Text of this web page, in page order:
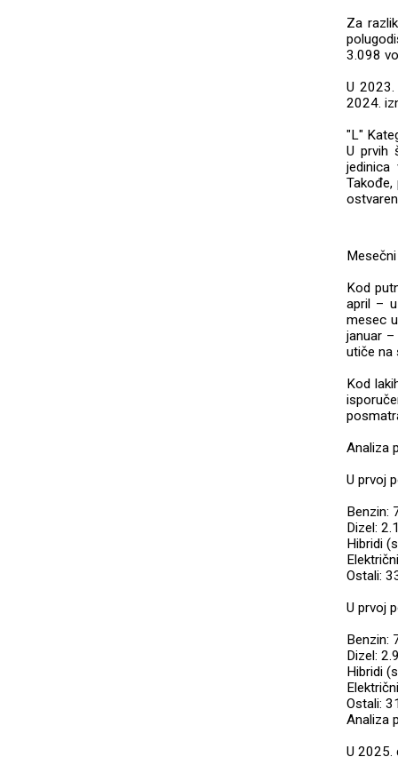
Za
3.098
U
2024.
"L"
U prvih
Kod
april –
mesec
januar
utiče na
Kod
Analiza
U prvoj
Benzin:
Dizel:
Hibridi
Ostali:
U prvoj
Benzin:
Dizel:
Hibridi
Ostali:
Analiza
U 2025.